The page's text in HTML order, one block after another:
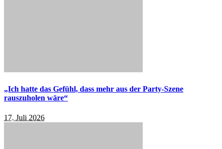
„Ich hatte das Gefühl, dass mehr aus der Party-Szene
rauszuholen wäre“
17. Juli 2026